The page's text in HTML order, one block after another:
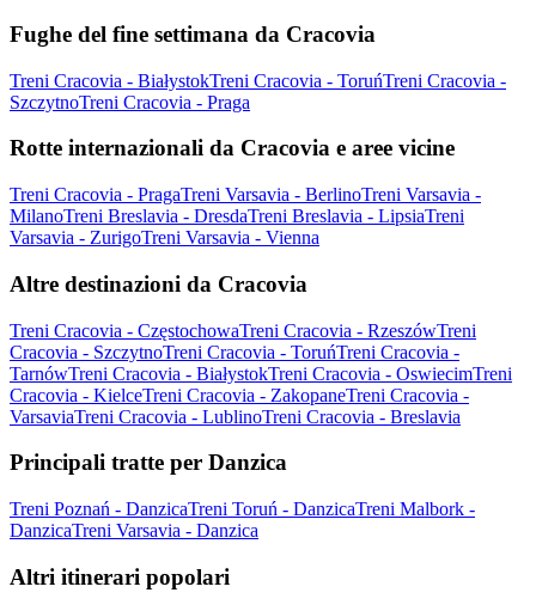
Fughe del fine settimana da Cracovia
Treni Cracovia - BiałystokTreni Cracovia - ToruńTreni Cracovia -
SzczytnoTreni Cracovia - Praga
Rotte internazionali da Cracovia e aree vicine
Treni Cracovia - PragaTreni Varsavia - BerlinoTreni Varsavia -
MilanoTreni Breslavia - DresdaTreni Breslavia - LipsiaTreni
Varsavia - ZurigoTreni Varsavia - Vienna
Altre destinazioni da Cracovia
Treni Cracovia - CzęstochowaTreni Cracovia - RzeszówTreni
Cracovia - SzczytnoTreni Cracovia - ToruńTreni Cracovia -
TarnówTreni Cracovia - BiałystokTreni Cracovia - OswiecimTreni
Cracovia - KielceTreni Cracovia - ZakopaneTreni Cracovia -
VarsaviaTreni Cracovia - LublinoTreni Cracovia - Breslavia
Principali tratte per Danzica
Treni Poznań - DanzicaTreni Toruń - DanzicaTreni Malbork -
DanzicaTreni Varsavia - Danzica
Altri itinerari popolari